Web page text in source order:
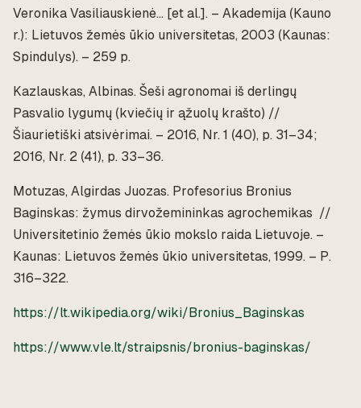
Veronika Vasiliauskienė… [et al.]. – Akademija (Kauno
r.): Lietuvos žemės ūkio universitetas, 2003 (Kaunas:
Spindulys). – 259 p.
Kazlauskas, Albinas. Šeši agronomai iš derlingų
Pasvalio lygumų (kviečių ir ąžuolų krašto) //
Šiaurietiški atsivėrimai. – 2016, Nr. 1 (40), p. 31–34;
2016, Nr. 2 (41), p. 33–36.
Motuzas, Algirdas Juozas. Profesorius Bronius
Baginskas: žymus dirvožemininkas agrochemikas //
Universitetinio žemės ūkio mokslo raida Lietuvoje. –
Kaunas: Lietuvos žemės ūkio universitetas, 1999. – P.
316–322.
https://lt.wikipedia.org/wiki/Bronius_Baginskas
https://www.vle.lt/straipsnis/bronius-baginskas/